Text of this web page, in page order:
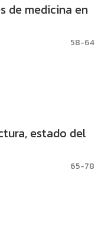
de medicina en
58-64
estado del
65-78